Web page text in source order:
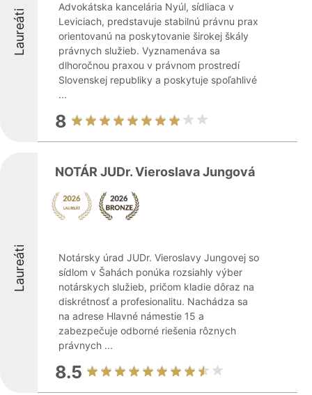
Laureáti
Advokátska kancelária Nyúl, sídliaca v
Leviciach, predstavuje stabilnú právnu prax
orientovanú na poskytovanie širokej škály
právnych služieb. Vyznamenáva sa
dlhoročnou praxou v právnom prostredí
Slovenskej republiky a poskytuje spoľahlivé
...
8
Laureáti
NOTÁR JUDr. Vieroslava Jungová
Notársky úrad JUDr. Vieroslavy Jungovej so
sídlom v Šahách ponúka rozsiahly výber
notárskych služieb, pričom kladie dôraz na
diskrétnosť a profesionalitu. Nachádza sa
na adrese Hlavné námestie 15 a
zabezpečuje odborné riešenia rôznych
právnych ...
8.5